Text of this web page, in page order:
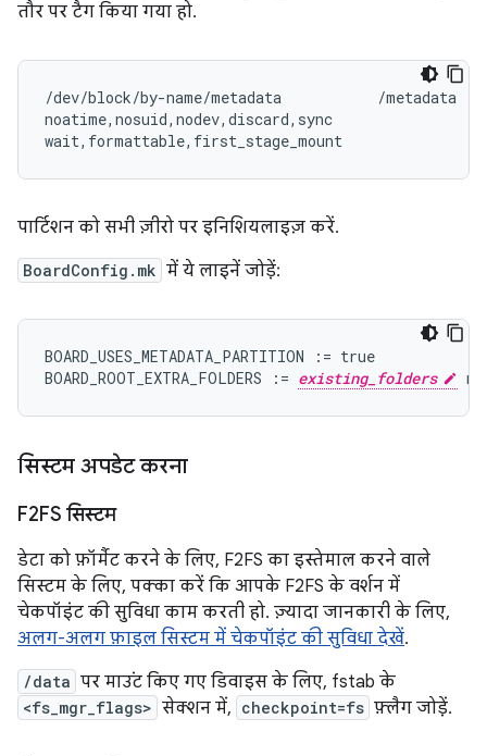
तौर पर टैग किया गया हो.
/dev/block/by-name/metadata           /
noatime,nosuid,nodev,discard,sync
wait,formattable,first_stage_mount
पार्टिशन को सभी ज़ीरो पर इनिशियलाइज़ करें.
BoardConfig.mk में ये लाइनें जोड़ें:
BOARD_USES_METADATA_PARTITION := true
BOARD_ROOT_EXTRA_FOLDERS
:= existing_folders
सिस्टम अपडेट करना
F2FS सिस्टम
डेटा को फ़ॉर्मैट करने के लिए, F2FS का इस्तेमाल करने वाले
सिस्टम के लिए, पक्का करें कि आपके F2FS के वर्शन में
चेकपॉइंट की सुविधा काम करती हो. ज़्यादा जानकारी के लिए,
अलग-अलग फ़ाइल सिस्टम में चेकपॉइंट की सुविधा देखें.
/data पर माउंट किए गए डिवाइस के लिए, fstab के
<fs_mgr_flags> सेक्शन में, checkpoint=fs फ़्लैग जोड़ें.